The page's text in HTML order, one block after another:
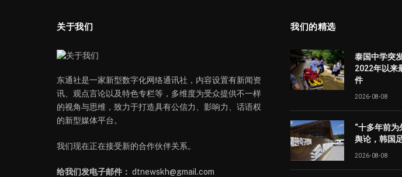
关于我们
东通社是一家新型数字化网络通讯社，内容设置有新闻资
讯、观点言论以及特色专栏等，多维度为受众提供不一样
的视角与思维，致力于打造具有公信力、影响力、话语权
的新型媒体平台。
我们现在正在接受新的合作伙伴关系。
给我们发电子邮件： dtnewskh@gmail.com
我们的精选
泰国中学突
2022年以来
件
2026-08-08
“十多年前
舆论，韩国
2026-08-08